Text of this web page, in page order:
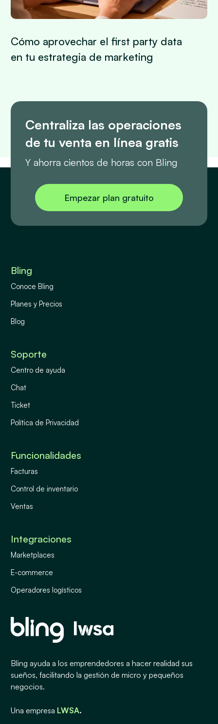
Cómo aprovechar el first party data
en tu estrategia de marketing
Centraliza las operaciones
de tu venta en línea gratis
Y ahorra cientos de horas con Bling
Empezar plan gratuito
Bling ayuda a los emprendedores a hacer realidad sus
sueños, facilitando la gestión de micro y pequeños
negocios.
Una empresa LWSA.
Bling
Conoce Bling
Planes y Precios
Blog
Soporte
Centro de ayuda
Chat
Ticket
Política de Privacidad
Funcionalidades
Facturas
Control de inventario
Ventas
Integraciones
Marketplaces
E-commerce
Operadores logísticos